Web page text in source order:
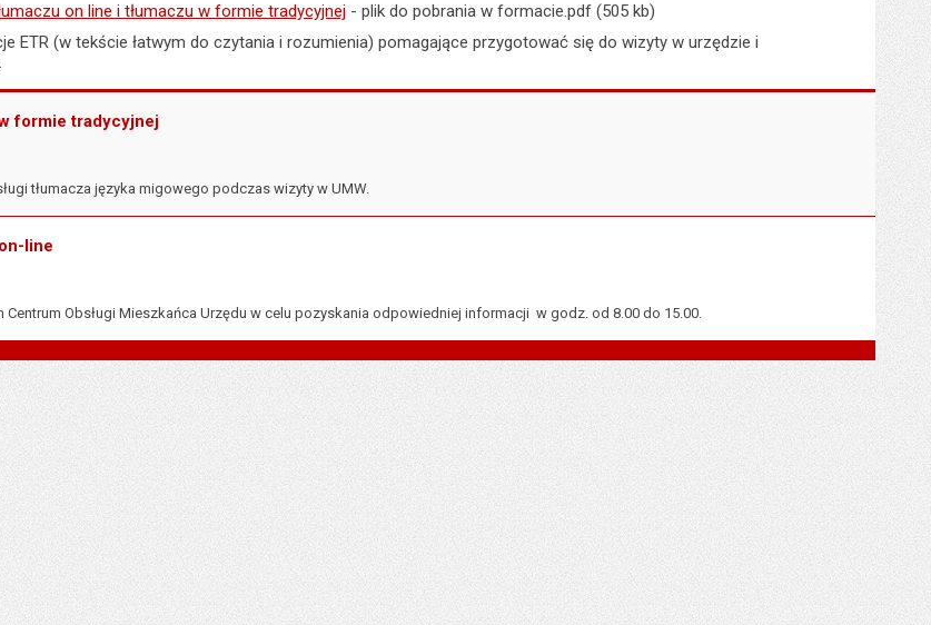
on line i tłumaczu w formie tradycyjnej - plik do pobrania w formacie.pdf (505 kb)
ETR (w tekście łatwym do czytania i rozumienia) pomagające przygotować się do wizyty w urzędzie i
formie tradycyjnej
tłumacza języka migowego podczas wizyty w UMW.
line
Centrum Obsługi Mieszkańca Urzędu w celu pozyskania odpowiedniej informacji w godz. od 8.00 do 15.00.